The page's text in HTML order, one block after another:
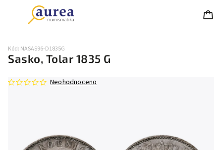
Sasko, Tolar 1835 G
Kód: NASAS96-D1835G
Neohodnoceno